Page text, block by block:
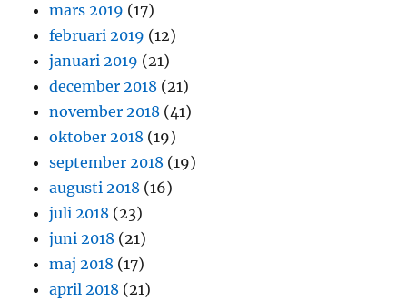
mars 2019 (17)
februari 2019 (12)
januari 2019 (21)
december 2018 (21)
november 2018 (41)
oktober 2018 (19)
september 2018 (19)
augusti 2018 (16)
juli 2018 (23)
juni 2018 (21)
maj 2018 (17)
april 2018 (21)